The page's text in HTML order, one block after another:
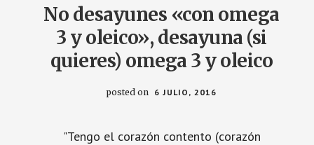
No desayunes «con omega
3 y oleico», desayuna (si
quieres) omega 3 y oleico
posted on 6 JULIO, 2016
"Tengo el corazón contento (corazón